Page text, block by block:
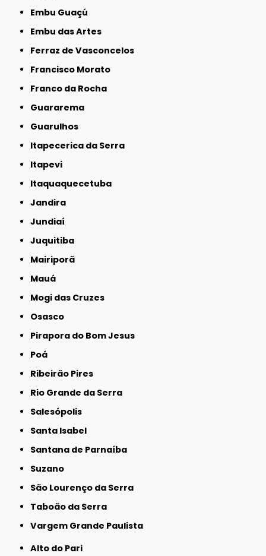
Embu Guaçú
Embu das Artes
Ferraz de Vasconcelos
Francisco Morato
Franco da Rocha
Guararema
Guarulhos
Itapecerica da Serra
Itapevi
Itaquaquecetuba
Jandira
Jundiaí
Juquitiba
Mairiporã
Mauá
Mogi das Cruzes
Osasco
Pirapora do Bom Jesus
Poá
Ribeirão Pires
Rio Grande da Serra
Salesópolis
Santa Isabel
Santana de Parnaíba
Suzano
São Lourenço da Serra
Taboão da Serra
Vargem Grande Paulista
Alto do Pari